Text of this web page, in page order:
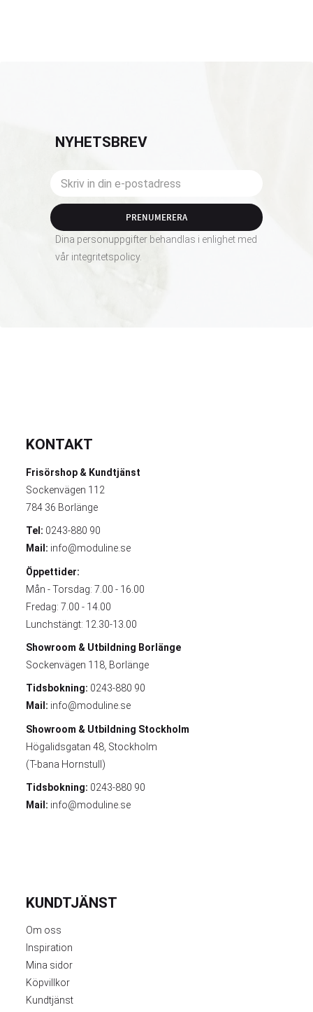
NYHETSBREV
PRENUMERERA
Dina personuppgifter behandlas i enlighet med
vår integritetspolicy.
KONTAKT
Frisörshop & Kundtjänst
Sockenvägen 112
784 36 Borlänge
Tel: 0243-880 90
Mail: info@moduline.se
Öppettider:
Mån - Torsdag: 7.00 - 16.00
Fredag: 7.00 - 14.00
Lunchstängt: 12.30-13.00
Showroom & Utbildning Borlänge
Sockenvägen 118, Borlänge
Tidsbokning: 0243-880 90
Mail: info@moduline.se
Showroom & Utbildning Stockholm
Högalidsgatan 48, Stockholm
(T-bana Hornstull)
Tidsbokning: 0243-880 90
Mail: info@moduline.se
KUNDTJÄNST
Om oss
Inspiration
Mina sidor
Köpvillkor
Kundtjänst